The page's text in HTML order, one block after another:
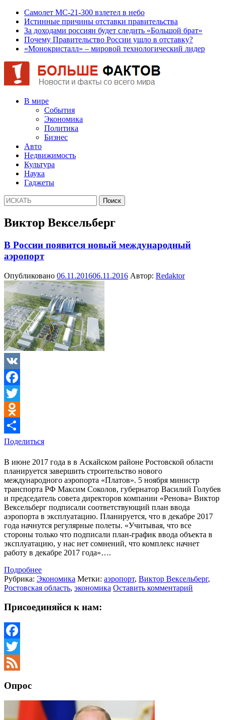
Самолет МС-21-300 взлетел в небо
Истинные причины отставки правительства
За доходами россиян будет следить «Большой брат»
Почему Правительство России ушло в отставку?
«Монокристалл» – мировой технологический лидер
В мире
События
Экономика
Политика
Бизнес
Авто
Недвижимость
Культура
Наука
Гаджеты
Виктор Вексельберг
В России появится новый международный
аэропорт
Опубликовано 06.11.201606.11.2016 Автор: Redaktor
VK
Facebook
Twitter
Odnoklassniki
Поделиться
В июне 2017 года в в Аскайском районе Ростовской области
планируется завершить строительство нового
международного аэропорта «Платов». 5 ноября министр
транспорта РФ Максим Соколов, губернатор Василий Голубев
и председатель совета директоров компании «Ренова» Виктор
Вексельберг подписали соответствующий план ввода
аэропорта в эксплуатацию. Планируется, что в декабре 2017
года начнутся регулярные полеты. «Учитывая, что все
стороны только что подписали план-график ввода объекта в
эксплуатацию, у нас нет сомнений, что комплекс начнет
работу в декабре 2017 года»….
Подробнее
Рубрика: Экономика Метки: аэропорт, Виктор Вексельберг,
Ростовская область, экономика Оставить комментарий
Присоединяйся к нам:
Facebook
Twitter
Опрос